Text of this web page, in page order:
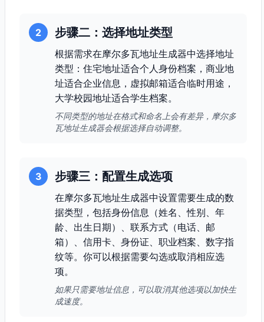
2 步骤二：选择地址类型
根据需求在摩尔多瓦地址生成器中选择地址
类型：住宅地址适合个人身份档案，商业地
址适合企业信息，虚拟邮箱适合临时用途，
大学校园地址适合学生档案。
不同类型的地址在格式和命名上会有差异，摩尔多
瓦地址生成器会根据选择自动调整。
3 步骤三：配置生成选项
在摩尔多瓦地址生成器中设置需要生成的数
据类型，包括身份信息（姓名、性别、年
龄、出生日期）、联系方式（电话、邮
箱）、信用卡、身份证、职业档案、数字指
纹等。你可以根据需要勾选或取消相应选
项。
如果只需要地址信息，可以取消其他选项以加快生
成速度。